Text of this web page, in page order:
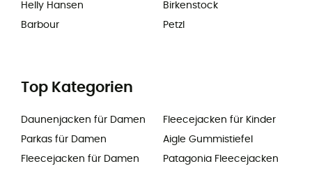
Helly Hansen
Barbour
Birkenstock
Petzl
Top Kategorien
Daunenjacken für Damen
Parkas für Damen
Fleecejacken für Damen
Fleecejacken für Kinder
Aigle Gummistiefel
Patagonia Fleecejacken